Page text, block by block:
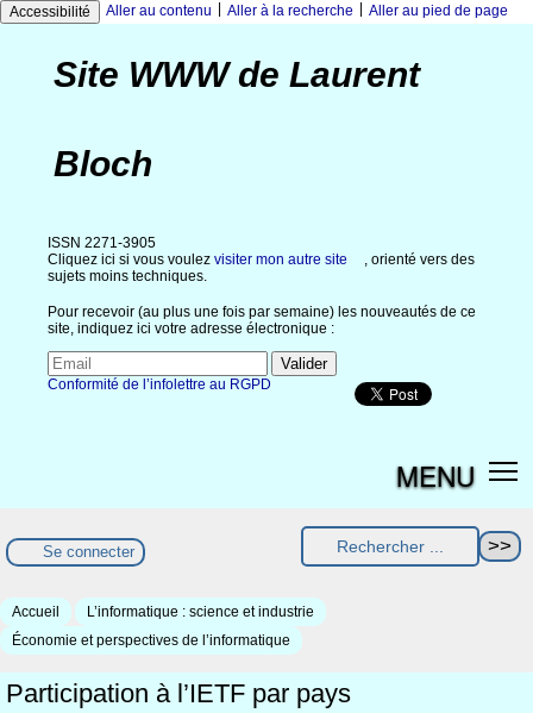
Accessibilité Aller au contenu Aller à la recherche Aller au pied de page
Site WWW de Laurent
Bloch
ISSN 2271-3905
Cliquez ici si vous voulez visiter mon autre site
, orienté vers des
sujets moins techniques.
Pour recevoir (au plus une fois par semaine) les nouveautés de ce
site, indiquez ici votre adresse électronique :
Conformité de l’infolettre au RGPD
MENU
Se connecter
Accueil
L’informatique : science et industrie
Économie et perspectives de l’informatique
Participation à l’IETF par pays